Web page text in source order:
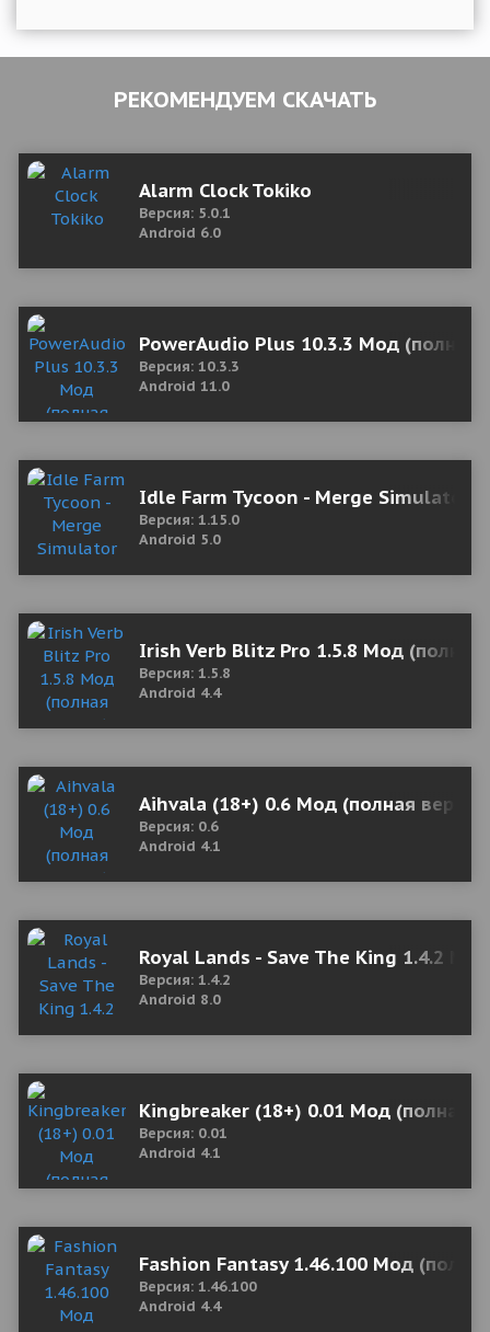
РЕКОМЕНДУЕМ СКАЧАТЬ
Alarm Clock Tokiko
Версия: 5.0.1
Android 6.0
PowerAudio Plus 10.3.3 Мод (полная
Версия: 10.3.3
Android 11.0
Idle Farm Tycoon - Merge Simulator
Версия: 1.15.0
Android 5.0
Irish Verb Blitz Pro 1.5.8 Мод (полная
Версия: 1.5.8
Android 4.4
Aihvala (18+) 0.6 Мод (полная
Версия: 0.6
Android 4.1
Royal Lands - Save The King 1.4.2
Версия: 1.4.2
Android 8.0
Kingbreaker (18+) 0.01 Мод (полная
Версия: 0.01
Android 4.1
Fashion Fantasy 1.46.100 Мод
Версия: 1.46.100
Android 4.4